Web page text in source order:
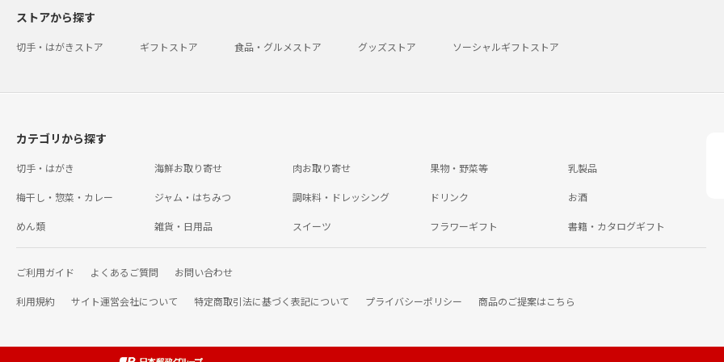
ストアから探す
切手・はがきストア ギフトストア 食品・グルメストア グッズストア ソーシャルギフトストア
カテゴリから探す
切手・はがき 海鮮お取り寄せ 肉お取り寄せ 果物・野菜等 乳製品
梅干し・惣菜・カレー ジャム・はちみつ 調味料・ドレッシング ドリンク お酒
めん類 雑貨・日用品 スイーツ フラワーギフト 書籍・カタログギフト
ご利用ガイド よくあるご質問 お問い合わせ
利用規約 サイト運営会社について 特定商取引法に基づく表記について プライバシーポリシー 商品のご提案はこちら